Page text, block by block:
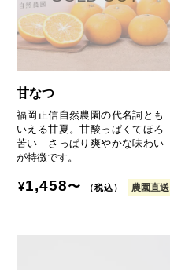
甘なつ
福岡正信自然農園の代名詞とも
いえる甘夏。甘酸っぱくてほろ
苦い さっぱり爽やかな味わい
が特徴です。
¥1,458〜 （税込） 農園直送